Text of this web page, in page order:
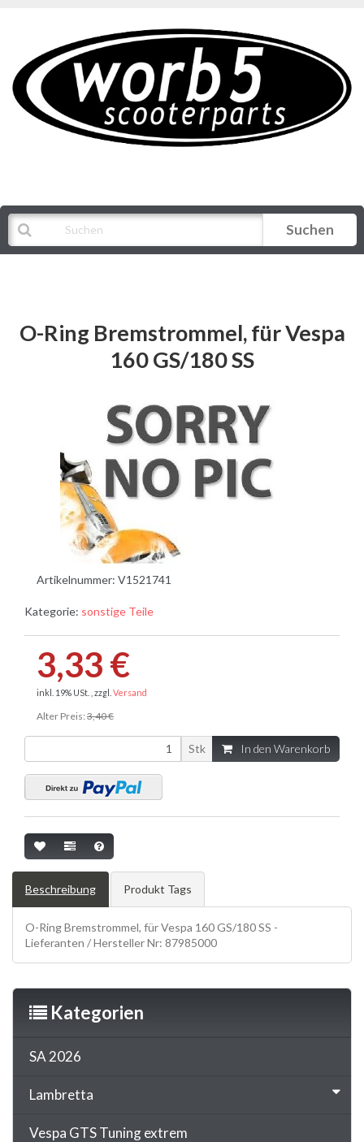
Suchen
O-Ring Bremstrommel, für Vespa
160 GS/180 SS
Artikelnummer: V1521741
Kategorie: sonstige Teile
3,33 €
inkl. 19% USt. , zzgl. Versand
Alter Preis: 3,40 €
Stk In den Warenkorb
Beschreibung Produkt Tags
O-Ring Bremstrommel, für Vespa 160 GS/180 SS -
Lieferanten / Hersteller Nr: 87985000
Kategorien
SA 2026
Lambretta
Vespa GTS Tuning extrem